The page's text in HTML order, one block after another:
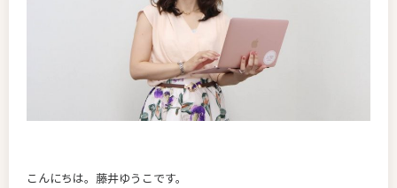
こんにちは。藤井ゆうこです。